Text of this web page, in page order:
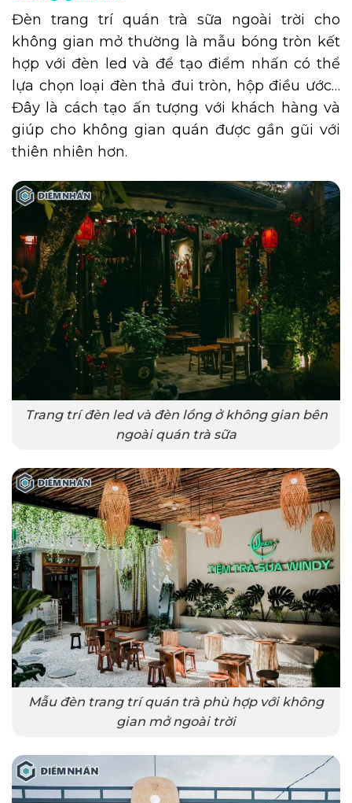
Đèn trang trí quán trà sữa ngoài trời cho
không gian mở thường là mẫu bóng tròn kết
hợp với đèn led và để tạo điểm nhấn có thể
lựa chọn loại đèn thả đui tròn, hộp điều ước…
Đây là cách tạo ấn tượng với khách hàng và
giúp cho không gian quán được gần gũi với
thiên nhiên hơn.
Trang trí đèn led và đèn lồng ở không gian bên
ngoài quán trà sữa
Mẫu đèn trang trí quán trà phù hợp với không
gian mở ngoài trời